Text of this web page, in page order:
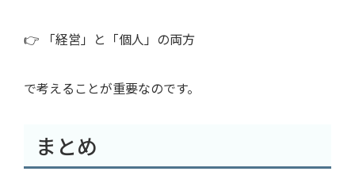
👉 「経営」と「個人」の両方
で考えることが重要なのです。
まとめ